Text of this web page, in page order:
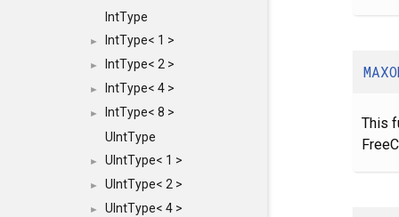
IntType
► IntType< 1 >
► IntType< 2 >
► IntType< 4 >
►
IntType< 8 >
UIntType
► UIntType< 1 >
► UIntType< 2 >
► UIntType< 4 >
This